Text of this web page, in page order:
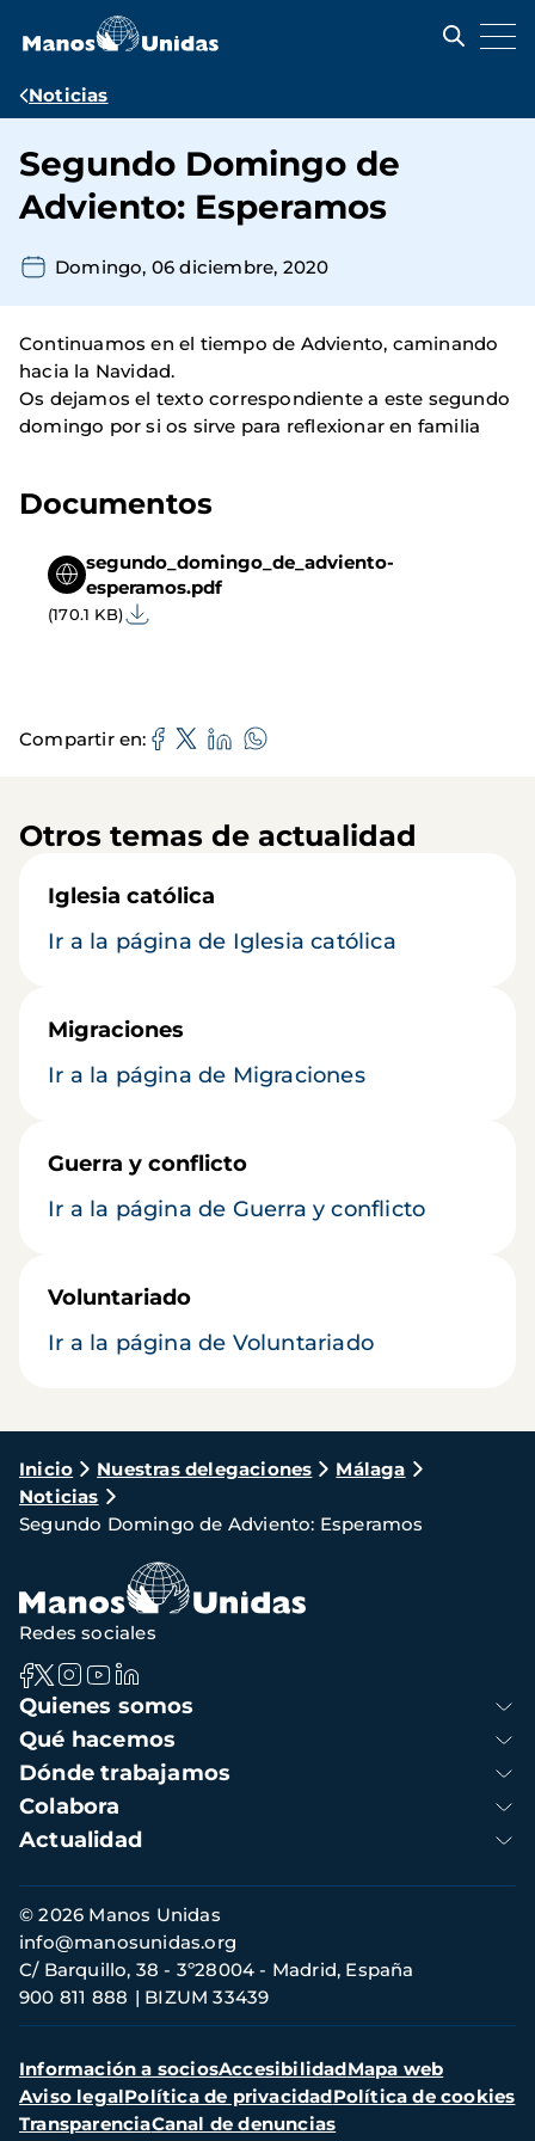
contenido
Ruta
navegación
Noticias
Segundo Domingo de
Adviento: Esperamos
Domingo, 06 diciembre, 2020
Continuamos en el tiempo de Adviento, caminando
hacia la Navidad.
Os dejamos el texto correspondiente a este segundo
domingo por si os sirve para reflexionar en familia
Documentos
segundo_domingo_de_adviento-
esperamos.pdf
(170.1 KB)
Compartir en
Otros temas de actualidad
Iglesia católica
Ir a la página de Iglesia católica
Migraciones
Ir a la página de Migraciones
Guerra y conflicto
Ir a la página de Guerra y conflicto
Voluntariado
Ir a la página de Voluntariado
Ruta
de
navegación
Inicio Nuestras delegaciones
Málaga
Noticias
Segundo Domingo de Adviento: Esperamos
Navegación
principal
Quienes somos
Qué hacemos
Dónde trabajamos
Colabora
Actualidad
Redes sociales
Información
de
contacto
© 2026 Manos Unidas
C/ Barquillo, 38 - 3º28004 - Madrid, España
900 811 888
BIZUM 33439
info@manosunidas.org
Menú
secundario
Información a sociosAccesibilidadMapa web
Aviso legalPolítica de privacidadPolítica de cookies
TransparenciaCanal de denuncias